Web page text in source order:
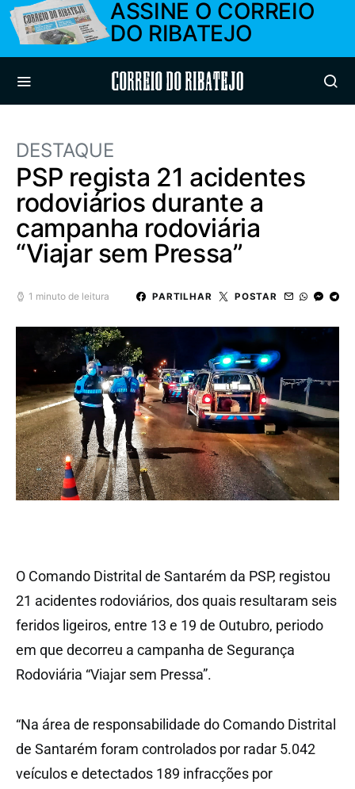
ASSINE O CORREIO
DO RIBATEJO
Correio do Ribatejo
DESTAQUE
PSP regista 21 acidentes
rodoviários durante a
campanha rodoviária
“Viajar sem Pressa”
1 minuto de leitura PARTILHAR POSTAR
O Comando Distrital de Santarém da PSP, registou
21 acidentes rodoviários, dos quais resultaram seis
feridos ligeiros, entre 13 e 19 de Outubro, periodo
em que decorreu a campanha de Segurança
Rodoviária “Viajar sem Pressa”.
“Na área de responsabilidade do Comando Distrital
de Santarém foram controlados por radar 5.042
veículos e detectados 189 infracções por